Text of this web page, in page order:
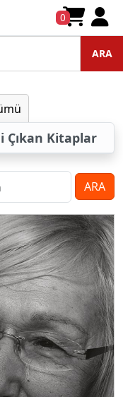
0
ARA
Çıkan Kitaplar
ARA